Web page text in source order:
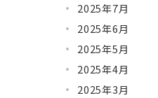
2025年7月
2025年6月
2025年5月
2025年4月
2025年3月